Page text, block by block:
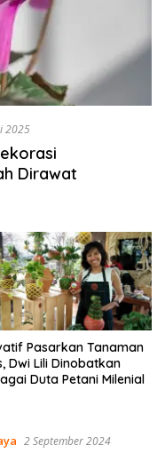
2025
Dirawat
Pasarkan Tanaman
Dwi Lili Dinobatkan
Duta Petani Milenial
2 September 2024